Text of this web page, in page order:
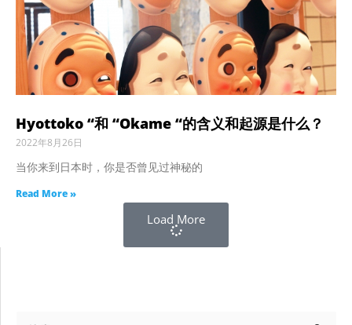
Hyottoko “和 “Okame “的含义和起源是什么？
2022年8月26日
当你来到日本时，你是否曾见过神秘的
Read More »
Load More